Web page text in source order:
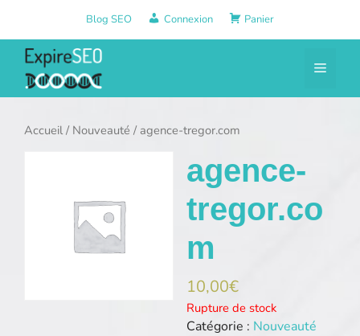
contenu
Blog SEO Connexion Panier
Menu
Accueil/ Nouveauté / agence-tregor.com
agence-
tregor.co
m
10,00€
Rupture de stock
Catégorie : Nouveauté